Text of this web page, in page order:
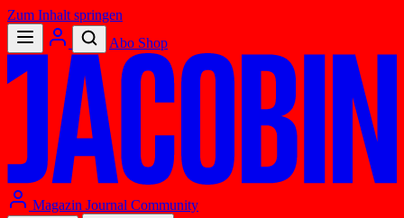
Zum Inhalt springen
Abo Shop
Magazin Journal Community